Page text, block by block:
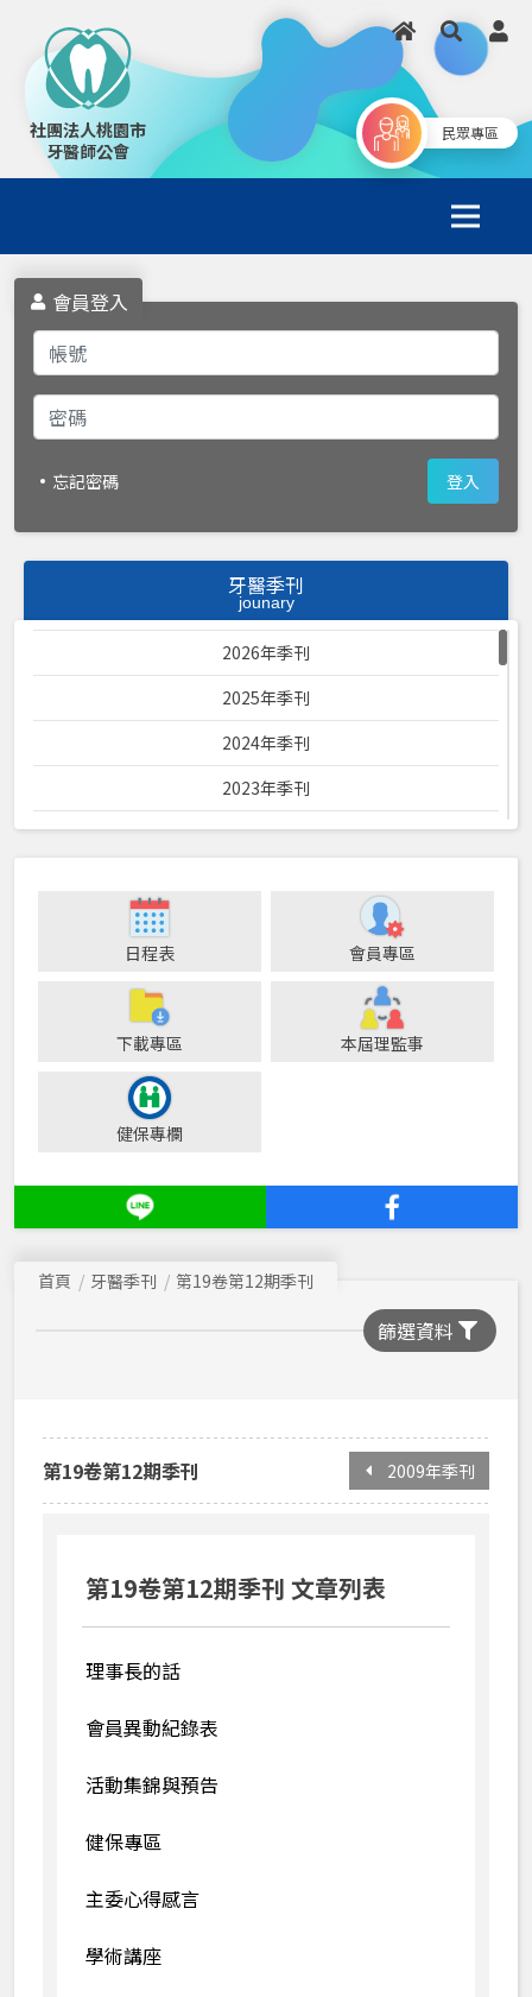
社團法人桃園市
牙醫師公會
民眾專區
會員登入
登入
忘記密碼
牙醫季刊
jounary
2026年季刊
2025年季刊
2024年季刊
2023年季刊
2022年季刊
2012年季刊
2007年季刊
70週年慶季刊
日程表 會員專區
下載專區 本屆理監事
健保專欄
首頁 牙醫季刊 第19卷第12期季刊
篩選資料
第19卷第12期季刊 2009年季刊
第19卷第12期季刊 文章列表
理事長的話
會員異動紀錄表
活動集錦與預告
健保專區
主委心得感言
學術講座